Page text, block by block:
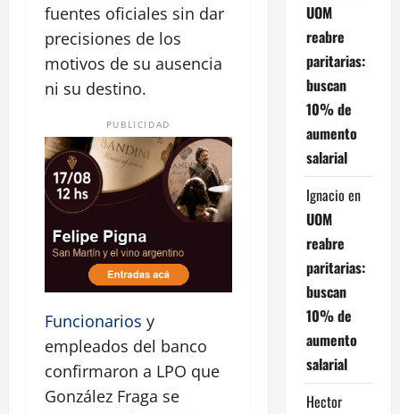
fuentes oficiales sin dar
precisiones de los
motivos de su ausencia
ni su destino.
PUBLICIDAD
Funcionarios y
empleados del banco
confirmaron a LPO que
González Fraga se
UOM
reabre
paritarias:
buscan
10% de
aumento
salarial
Ignacio en
UOM
reabre
paritarias:
buscan
10% de
aumento
salarial
Hector